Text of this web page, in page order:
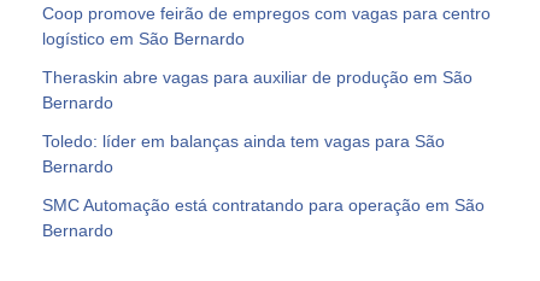
Coop promove feirão de empregos com vagas para centro
logístico em São Bernardo
Theraskin abre vagas para auxiliar de produção em São
Bernardo
Toledo: líder em balanças ainda tem vagas para São
Bernardo
SMC Automação está contratando para operação em São
Bernardo